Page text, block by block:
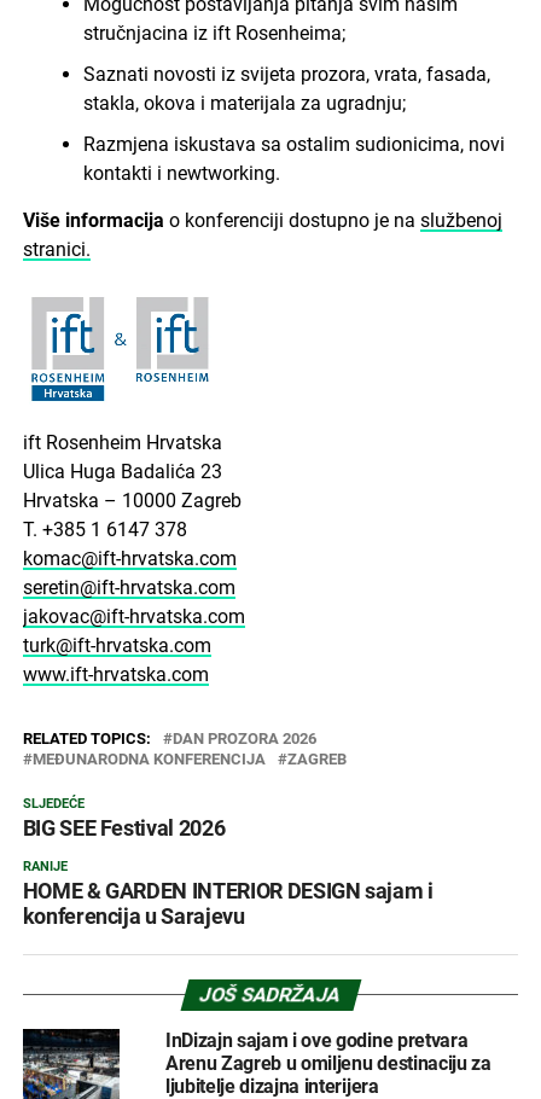
stručnjacina iz ift Rosenheima;
Saznati novosti iz svijeta prozora, vrata, fasada,
stakla, okova i materijala za ugradnju;
Razmjena iskustava sa ostalim sudionicima, novi
kontakti i newtworking.
Više informacija o konferenciji dostupno je na službenoj
stranici.
ift Rosenheim Hrvatska
Ulica Huga Badalića 23
Hrvatska – 10000 Zagreb
T. +385 1 6147 378
komac@ift-hrvatska.com
seretin@ift-hrvatska.com
jakovac@ift-hrvatska.com
turk@ift-hrvatska.com
www.ift-hrvatska.com
RELATED TOPICS:
DAN PROZORA 2026
MEĐUNARODNA KONFERENCIJA
ZAGREB
SLJEDEĆE
BIG SEE Festival 2026
RANIJE
HOME & GARDEN INTERIOR DESIGN sajam i
konferencija u Sarajevu
JOŠ SADRŽAJA
InDizajn sajam i ove godine pretvara
Arenu Zagreb u omiljenu destinaciju za
ljubitelje dizajna interijera